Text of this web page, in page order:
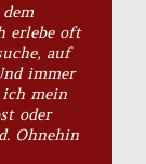
erlebe oft
auf
immer
ich mein
oder
Ohnehin